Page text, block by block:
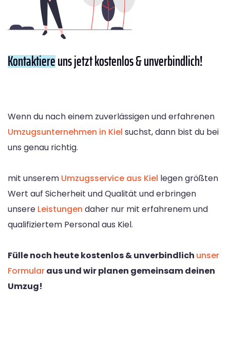
Kontaktiereuns jetzt kostenlos & unverbindlich!
Wenn du nach einem zuverlässigen und erfahrenen
Umzugsunternehmen in Kiel suchst, dann bist du bei
uns genau richtig.
mit unserem Umzugsservice aus Kiel legen größten
Wert auf Sicherheit und Qualität und erbringen
unsere Leistungen daher nur mit erfahrenem und
qualifiziertem Personal aus Kiel.
Fülle noch heute kostenlos & unverbindlich unser
Formularaus und wir planen gemeinsam deinen
Umzug!